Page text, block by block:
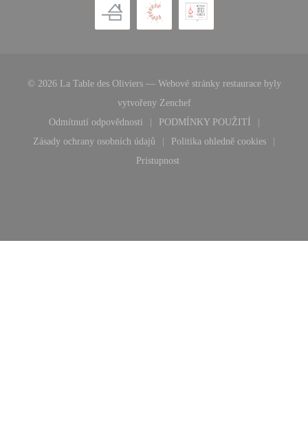
© 2026 La Table des Oliviers — Webové stránky restaurace byly
vytvořeny Zenchef((otevře se v novém okně))
Odmítnutí odpovědnosti
((otevře se v novém okně))
PODMÍNKY POUŽITÍ
((otevře se v novém
Zásady ochrany osobních údajů
((otevře se v novém okně))
Politika ohledně cookies
((otevře se v novém
Pristupnost
((otevře se v novém okně))